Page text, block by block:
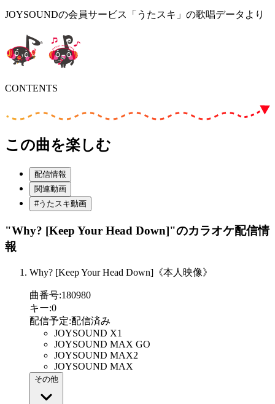
JOYSOUNDの会員サービス「うたスキ」の歌唱データより
CONTENTS
この曲を楽しむ
配信情報
関連動画
#うたスキ動画
"Why? [Keep Your Head Down]"のカラオケ配信情
報
Why? [Keep Your Head Down]《本人映像》
曲番号:180980
キー:0
配信予定:配信済み
JOYSOUND X1
JOYSOUND MAX GO
JOYSOUND MAX2
JOYSOUND MAX
その他